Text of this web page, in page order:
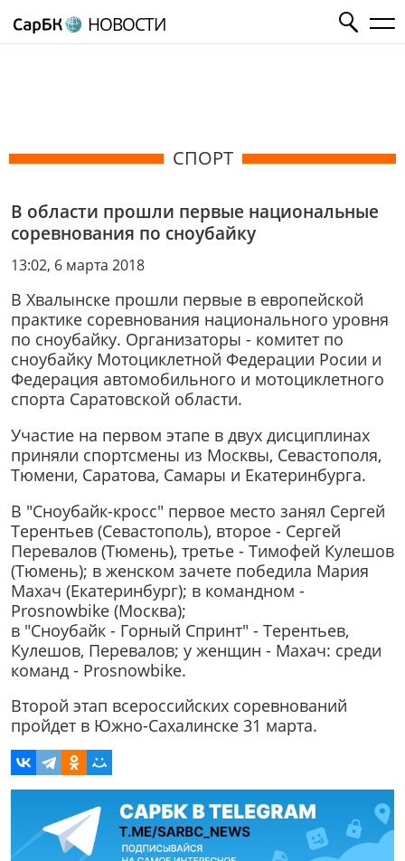
НОВОСТИ
СПОРТ
В области прошли первые национальные
соревнования по сноубайку
13:02, 6 марта 2018
В Хвалынске прошли первые в европейской
практике соревнования национального уровня
по сноубайку. Организаторы - комитет по
сноубайку Мотоциклетной Федерации Росии и
Федерация автомобильного и мотоциклетного
спорта Саратовской области.
Участие на первом этапе в двух дисциплинах
приняли спортсмены из Москвы, Севастополя,
Тюмени, Саратова, Самары и Екатеринбурга.
В "Сноубайк-кросс" первое место занял Сергей
Терентьев (Севастополь), второе - Сергей
Перевалов (Тюмень), третье - Тимофей Кулешов
(Тюмень); в женском зачете победила Мария
Махач (Екатеринбург); в командном -
Prosnowbike (Москва);
в "Сноубайк - Горный Спринт" - Терентьев,
Кулешов, Перевалов; у женщин - Махач: среди
команд - Prosnowbike.
Второй этап всероссийских соревнований
пройдет в Южно-Сахалинске 31 марта.